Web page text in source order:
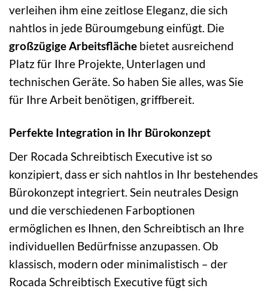
verleihen ihm eine zeitlose Eleganz, die sich
nahtlos in jede Büroumgebung einfügt. Die
großzügige Arbeitsfläche bietet ausreichend
Platz für Ihre Projekte, Unterlagen und
technischen Geräte. So haben Sie alles, was Sie
für Ihre Arbeit benötigen, griffbereit.
Perfekte Integration in Ihr Bürokonzept
Der Rocada Schreibtisch Executive ist so
konzipiert, dass er sich nahtlos in Ihr bestehendes
Bürokonzept integriert. Sein neutrales Design
und die verschiedenen Farboptionen
ermöglichen es Ihnen, den Schreibtisch an Ihre
individuellen Bedürfnisse anzupassen. Ob
klassisch, modern oder minimalistisch – der
Rocada Schreibtisch Executive fügt sich